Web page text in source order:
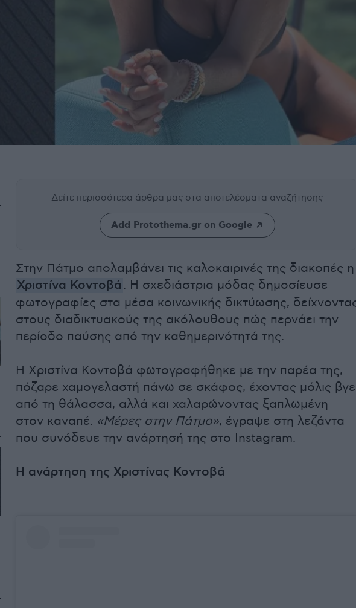
Δείτε περισσότερα άρθρα μας στα αποτελέσματα αναζήτησης
Add Protothema.gr on Google
Στην Πάτμο απολαμβάνει τις καλοκαιρινές της διακοπές η
Χριστίνα Κοντοβά . Η σχεδιάστρια μόδας δημοσίευσε
φωτογραφίες στα μέσα κοινωνικής δικτύωσης,
στους διαδικτυακούς της ακόλουθους πώς περνάει την
περίοδο παύσης από την καθημερινότητά της.
Η Χριστίνα Κοντοβά φωτογραφήθηκε με την παρέα της,
πόζαρε χαμογελαστή πάνω σε σκάφος, έχοντας μόλις
από τη θάλασσα, αλλά και χαλαρώνοντας ξαπλωμένη
στον καναπέ. «Μέρες στην Πάτμο», έγραψε στη λεζάντα
που συνόδευε την ανάρτησή της στο Instagram.
Η ανάρτηση της Χριστίνας Κοντοβά